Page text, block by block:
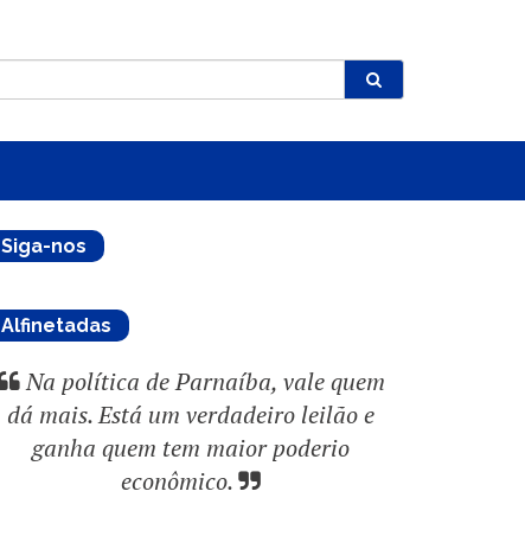
Siga-nos
Alfinetadas
Na política de Parnaíba, vale quem
dá mais. Está um verdadeiro leilão e
ganha quem tem maior poderio
econômico.